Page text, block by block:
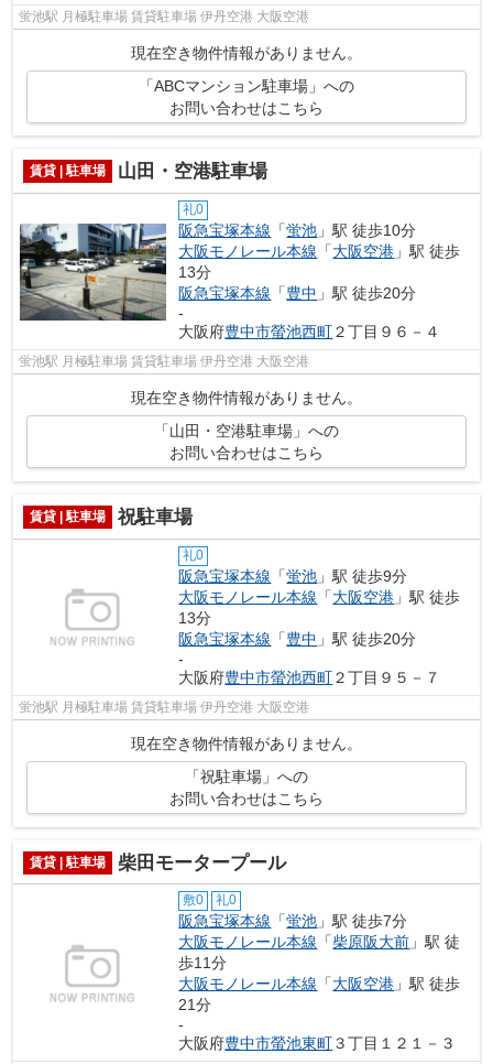
蛍池駅 月極駐車場 賃貸駐車場 伊丹空港 大阪空港
現在空き物件情報がありません。
「ABCマンション駐車場」への
お問い合わせはこちら
賃貸 | 駐車場 山田・空港駐車場
礼0
阪急宝塚本線 「蛍池 」駅 徒歩10分
大阪モノレール本線 「大阪空港 」駅 徒歩
13分
阪急宝塚本線 「豊中 」駅 徒歩20分
-
大阪府豊中市螢池西町２丁目９６－４
蛍池駅 月極駐車場 賃貸駐車場 伊丹空港 大阪空港
現在空き物件情報がありません。
「山田・空港駐車場」への
お問い合わせはこちら
賃貸 | 駐車場 祝駐車場
礼0
阪急宝塚本線 「蛍池 」駅 徒歩9分
大阪モノレール本線 「大阪空港 」駅 徒歩
13分
阪急宝塚本線 「豊中 」駅 徒歩20分
-
大阪府豊中市螢池西町２丁目９５－７
蛍池駅 月極駐車場 賃貸駐車場 伊丹空港 大阪空港
現在空き物件情報がありません。
「祝駐車場」への
お問い合わせはこちら
賃貸 | 駐車場 柴田モータープール
敷0 礼0
阪急宝塚本線 「蛍池 」駅 徒歩7分
大阪モノレール本線 「柴原阪大前 」駅 徒
歩11分
大阪モノレール本線 「大阪空港 」駅 徒歩
21分
-
大阪府豊中市螢池東町３丁目１２１－３